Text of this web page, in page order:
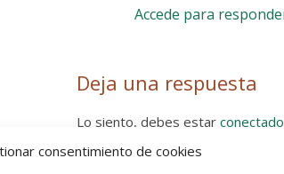
consentimiento de cookies
Accede para
Deja una respuesta
Lo siento, debes estar conectado
Entra con tu red social